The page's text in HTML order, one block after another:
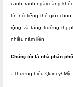
cạnh tranh ngày càng
tín nổi tiếng thế giới chọn
rộng và tăng trưởng thị
nhiều năm liền
Chúng tôi là nhà phân
- Thương hiệu Quincy/ Mỹ